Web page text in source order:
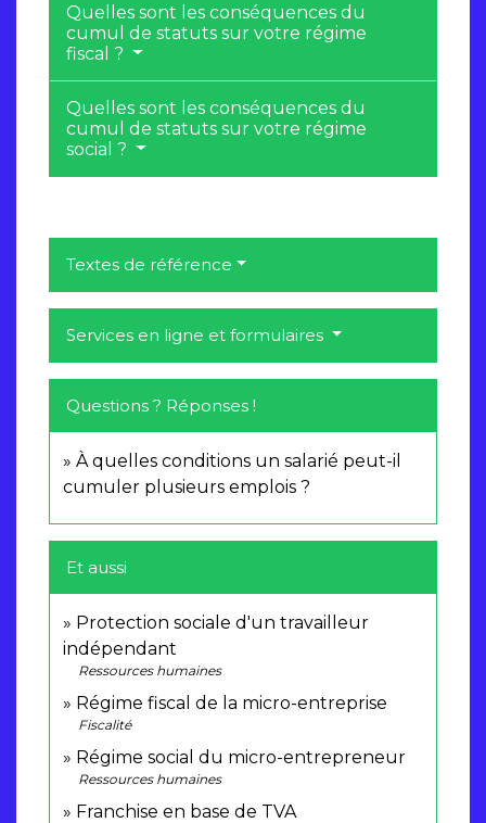
Quelles sont les conséquences du
cumul de statuts sur votre régime
fiscal ?
Quelles sont les conséquences du
cumul de statuts sur votre régime
social ?
Textes de référence
Services en ligne et formulaires
Questions ? Réponses !
À quelles conditions un salarié peut-il
cumuler plusieurs emplois ?
Et aussi
Protection sociale d'un travailleur
indépendant
Ressources humaines
Régime fiscal de la micro-entreprise
Fiscalité
Régime social du micro-entrepreneur
Ressources humaines
Franchise en base de TVA